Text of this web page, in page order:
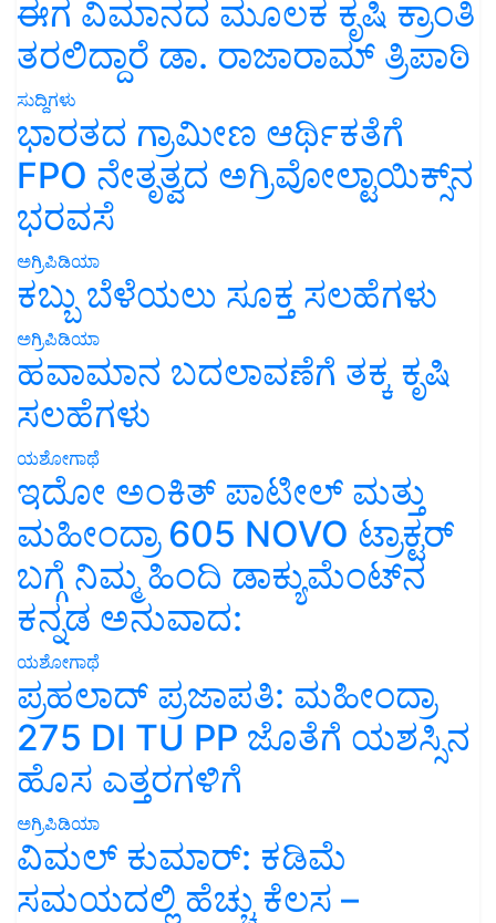
ಈಗ ವಿಮಾನದ ಮೂಲಕ ಕೃಷಿ ಕ್ರಾಂತಿ
ತರಲಿದ್ದಾರೆ ಡಾ. ರಾಜಾರಾಮ್ ತ್ರಿಪಾಠಿ
ಸುದ್ದಿಗಳು
ಭಾರತದ ಗ್ರಾಮೀಣ ಆರ್ಥಿಕತೆಗೆ
FPO ನೇತೃತ್ವದ ಅಗ್ರಿವೋಲ್ಟಾಯಿಕ್ಸ್‌ನ
ಭರವಸೆ
ಅಗ್ರಿಪಿಡಿಯಾ
ಕಬ್ಬು ಬೆಳೆಯಲು ಸೂಕ್ತ ಸಲಹೆಗಳು
ಅಗ್ರಿಪಿಡಿಯಾ
ಹವಾಮಾನ ಬದಲಾವಣೆಗೆ ತಕ್ಕ ಕೃಷಿ
ಸಲಹೆಗಳು
ಯಶೋಗಾಥೆ
ಇದೋ ಅಂಕಿತ್ ಪಾಟೀಲ್ ಮತ್ತು
ಮಹೀಂದ್ರಾ 605 NOVO ಟ್ರಾಕ್ಟರ್
ಬಗ್ಗೆ ನಿಮ್ಮ ಹಿಂದಿ ಡಾಕ್ಯುಮೆಂಟ್‌ನ
ಕನ್ನಡ ಅನುವಾದ:
ಯಶೋಗಾಥೆ
ಪ್ರಹಲಾದ್ ಪ್ರಜಾಪತಿ: ಮಹೀಂದ್ರಾ
275 DI TU PP ಜೊತೆಗೆ ಯಶಸ್ಸಿನ
ಹೊಸ ಎತ್ತರಗಳಿಗೆ
ಅಗ್ರಿಪಿಡಿಯಾ
ವಿಮಲ್ ಕುಮಾರ್: ಕಡಿಮೆ
ಸಮಯದಲ್ಲಿ ಹೆಚ್ಚು ಕೆಲಸ –